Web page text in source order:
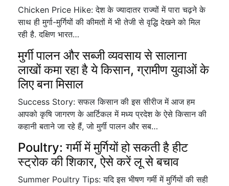
Chicken Price Hike: देश के ज्यादातर राज्यों में पारा चढ़ने के
साथ ही मुर्गा-मुर्गियों की कीमतों में भी तेजी से वृद्धि देखने को मिल
रही है. दक्षिण भारत…
मुर्गी पालन और सब्जी व्यवसाय से सालाना
लाखों कमा रहा है ये किसान, ग्रामीण युवाओं के
लिए बना मिसाल
Success Story: सफल किसान की इस सीरीज में आज हम
आपको कृषि जागरण के आर्टिकल में मध्य प्रदेश के ऐसे किसान की
कहानी बताने जा रहे हैं, जो मुर्गी पालन और सब…
Poultry: गर्मी में मुर्गियों हो सकती है हीट
स्ट्रोक की शिकार, ऐसे करें लू से बचाव
Summer Poultry Tips: यदि इस भीषण गर्मी में मुर्गियों की सही